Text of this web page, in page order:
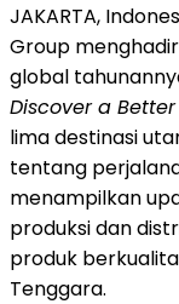
JAKARTA,
Group
global
Discover a Better
lima destinasi
tentang
menampilkan
produksi dan
produk
Tenggara.